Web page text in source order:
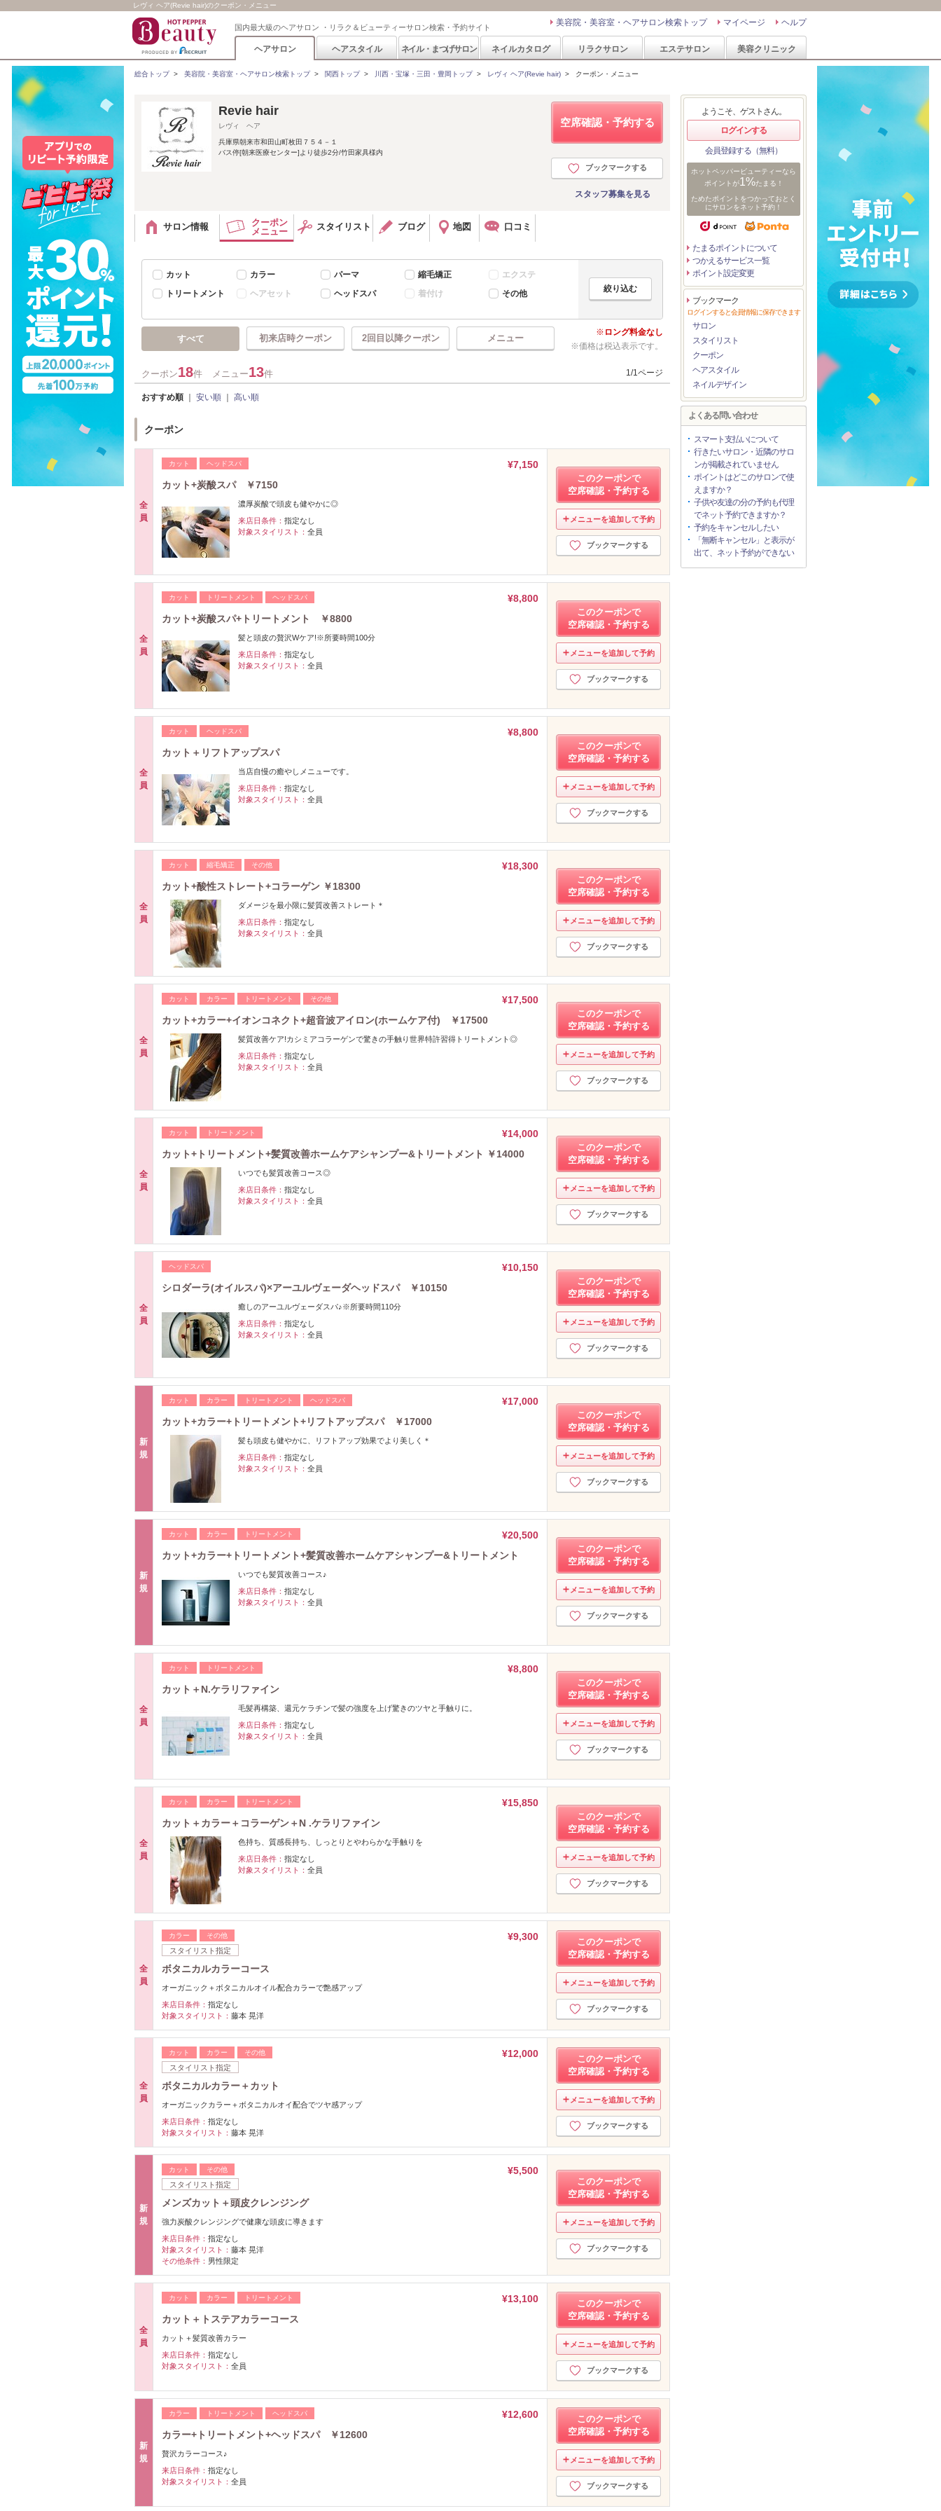
レヴィ ヘア(Revie hair)のクーポン・メニュー
国内最大級のヘアサロン ・リラク＆ビューティーサロン検索・予約サイト ヘルプ
マイページ
美容院・美容室・ヘアサロン検索トップ
ヘアサロン ヘアスタイル ネイル・まつげサロン ネイルカタログ リラクサロン エステサロン 美容クリニック
総合トップ> 美容院・美容室・ヘアサロン検索トップ> 関西トップ> 川西・宝塚・三田・豊岡トップ> レヴィ ヘア(Revie hair) > クーポン・メニュー
空席確認・予約する
ブックマークする
スタッフ募集を見る
Revie hair
レヴィ ヘア
兵庫県朝来市和田山町枚田７５４－１
バス停[朝来医療センター]より徒歩2分/竹田家具様内
サロン情報
クーポン
メニュー
スタイリスト ブログ 地図 口コミ
カット カラー パーマ 縮毛矯正
エクステ
トリートメント
ヘアセット ヘッドスパ 着付け その他
すべて 初来店時クーポン 2回目以降クーポン メニュー
ロング料金なし
価格は税込表示です。
クーポン18件 メニュー13件 1/1ページ
おすすめ順 ｜ 安い順 ｜ 高い順
クーポン
全
員
カット ヘッドスパ
¥7,150
カット+炭酸スパ ￥7150
濃厚炭酸で頭皮も健やかに◎
来店日条件： 指定なし
対象スタイリスト： 全員
このクーポンで
空席確認・予約する
メニューを追加して予約
ブックマークする
全
員
カット トリートメント ヘッドスパ
¥8,800
カット+炭酸スパ+トリートメント ￥8800
髪と頭皮の贅沢Wケア!※所要時間100分
来店日条件： 指定なし
対象スタイリスト： 全員
このクーポンで
空席確認・予約する
メニューを追加して予約
ブックマークする
全
員
カット ヘッドスパ
¥8,800
カット＋リフトアップスパ
当店自慢の癒やしメニューです。
来店日条件： 指定なし
対象スタイリスト： 全員
このクーポンで
空席確認・予約する
メニューを追加して予約
ブックマークする
全
員
カット 縮毛矯正 その他
¥18,300
カット+酸性ストレート+コラーゲン ￥18300
ダメージを最小限に髪質改善ストレート＊
来店日条件： 指定なし
対象スタイリスト： 全員
このクーポンで
空席確認・予約する
メニューを追加して予約
ブックマークする
全
員
カット カラー トリートメント その他
¥17,500
カット+カラー+イオンコネクト+超音波アイロン(ホームケア付) ￥17500
髪質改善ケア!カシミアコラーゲンで驚きの手触り世界特許習得トリートメント◎
来店日条件： 指定なし
対象スタイリスト： 全員
このクーポンで
空席確認・予約する
メニューを追加して予約
ブックマークする
全
員
カット トリートメント
¥14,000
カット+トリートメント+髪質改善ホームケアシャンプー&トリートメント ￥14000
いつでも髪質改善コース◎
来店日条件： 指定なし
対象スタイリスト： 全員
このクーポンで
空席確認・予約する
メニューを追加して予約
ブックマークする
全
員
ヘッドスパ
¥10,150
シロダーラ(オイルスパ)×アーユルヴェーダヘッドスパ ￥10150
癒しのアーユルヴェーダスパ♪※所要時間110分
来店日条件： 指定なし
対象スタイリスト： 全員
このクーポンで
空席確認・予約する
メニューを追加して予約
ブックマークする
新
規
カット カラー トリートメント ヘッドスパ
¥17,000
カット+カラー+トリートメント+リフトアップスパ ￥17000
髪も頭皮も健やかに、リフトアップ効果でより美しく＊
来店日条件： 指定なし
対象スタイリスト： 全員
このクーポンで
空席確認・予約する
メニューを追加して予約
ブックマークする
新
規
カット カラー トリートメント
¥20,500
カット+カラー+トリートメント+髪質改善ホームケアシャンプー&トリートメント
いつでも髪質改善コース♪
来店日条件： 指定なし
対象スタイリスト： 全員
このクーポンで
空席確認・予約する
メニューを追加して予約
ブックマークする
全
員
カット トリートメント
¥8,800
カット＋N.ケラリファイン
毛髪再構築、還元ケラチンで髪の強度を上げ驚きのツヤと手触りに。
来店日条件： 指定なし
対象スタイリスト： 全員
このクーポンで
空席確認・予約する
メニューを追加して予約
ブックマークする
全
員
カット カラー トリートメント
¥15,850
カット＋カラー＋コラーゲン＋N .ケラリファイン
色持ち、質感長持ち、しっとりとやわらかな手触りを
来店日条件： 指定なし
対象スタイリスト： 全員
このクーポンで
空席確認・予約する
メニューを追加して予約
ブックマークする
全
員
カラー その他
スタイリスト指定
¥9,300
ボタニカルカラーコース
オーガニック＋ボタニカルオイル配合カラーで艶感アップ
来店日条件： 指定なし
対象スタイリスト： 藤本 晃洋
このクーポンで
空席確認・予約する
メニューを追加して予約
ブックマークする
全
員
カット カラー その他
スタイリスト指定
¥12,000
ボタニカルカラー＋カット
オーガニックカラー＋ボタニカルオイ配合でツヤ感アップ
来店日条件： 指定なし
対象スタイリスト： 藤本 晃洋
このクーポンで
空席確認・予約する
メニューを追加して予約
ブックマークする
新
規
カット その他
スタイリスト指定
¥5,500
メンズカット＋頭皮クレンジング
強力炭酸クレンジングで健康な頭皮に導きます
来店日条件： 指定なし
対象スタイリスト： 藤本 晃洋
その他条件： 男性限定
このクーポンで
空席確認・予約する
メニューを追加して予約
ブックマークする
全
員
カット カラー トリートメント
¥13,100
カット＋トステアカラーコース
カット＋髪質改善カラー
来店日条件： 指定なし
対象スタイリスト： 全員
このクーポンで
空席確認・予約する
メニューを追加して予約
ブックマークする
新
規
カラー トリートメント ヘッドスパ
¥12,600
カラー+トリートメント+ヘッドスパ ￥12600
贅沢カラーコース♪
来店日条件： 指定なし
対象スタイリスト： 全員
このクーポンで
空席確認・予約する
メニューを追加して予約
ブックマークする
ようこそ、ゲストさん。
ログインする
会員登録する（無料）
ホットペッパービューティーなら
ポイントが1%たまる！
ためたポイントをつかっておとく
にサロンをネット予約！
たまるポイントについて
つかえるサービス一覧
ポイント設定変更
ブックマーク
ログインすると会員情報に保存できます
サロン
スタイリスト
クーポン
ヘアスタイル
ネイルデザイン
よくある問い合わせ
スマート支払いについて
行きたいサロン・近隣のサロ
ンが掲載されていません
ポイントはどこのサロンで使
えますか？
子供や友達の分の予約も代理
でネット予約できますか？
予約をキャンセルしたい
「無断キャンセル」と表示が
出て、ネット予約ができない